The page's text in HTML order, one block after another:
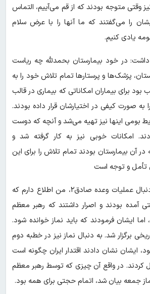
وقتی متوجه بودند که از قم می‌آییم، التماس
را می‌گفتند که ما آنها را با عرض سلام
یادی کنیم.
داشت: در خود بیمارستان بحمدلله چه ریاست
پزشک‌ها و پرستارها تمام تلاش خود را به
برای بیماران امکاناتی که بیماری در قالب
به صورت کیفی در اختیارشان قرار داده بودند.
بومی اینها نیز تهیه می‌شد و آنچه که دوست
امکانات خوبی نیز به کار گرفته شد و
در آن بیمارستان بودند تمام تلاش را برای این
تأمل و توجه است
او در پایان افزود: به دنبال عملیات وعده صادق۲، من اطلاع دارم که
آمده بودند و اصرار داشتند که رهبر معظم
اما ایشان فرمودند که باید نماز خوانده شود.
برگزار شد. به دنبال نماز نیز در خطبه دوم
ایشان نشان دادند اقتدار ایران چگونه است
کردند. در واقع آن چیزی که توسط رهبر معظم
جمعه بیان شد، اتمام حجتی برای همه بود.